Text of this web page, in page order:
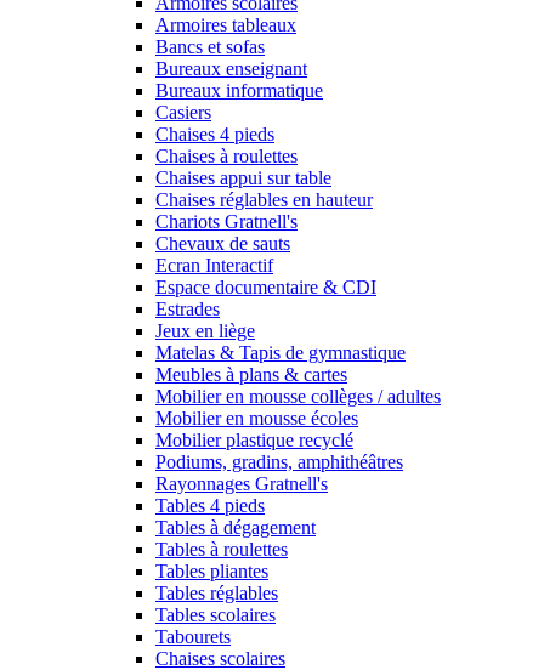
Armoires tableaux
Bancs et sofas
Bureaux enseignant
Bureaux informatique
Casiers
Chaises 4 pieds
Chaises à roulettes
Chaises appui sur table
Chaises réglables en hauteur
Chariots Gratnell's
Chevaux de sauts
Ecran Interactif
Espace documentaire & CDI
Estrades
Jeux en liège
Matelas & Tapis de gymnastique
Meubles à plans & cartes
Mobilier en mousse collèges / adultes
Mobilier en mousse écoles
Mobilier plastique recyclé
Podiums, gradins, amphithéâtres
Rayonnages Gratnell's
Tables 4 pieds
Tables à dégagement
Tables à roulettes
Tables pliantes
Tables réglables
Tables scolaires
Tabourets
Chaises scolaires